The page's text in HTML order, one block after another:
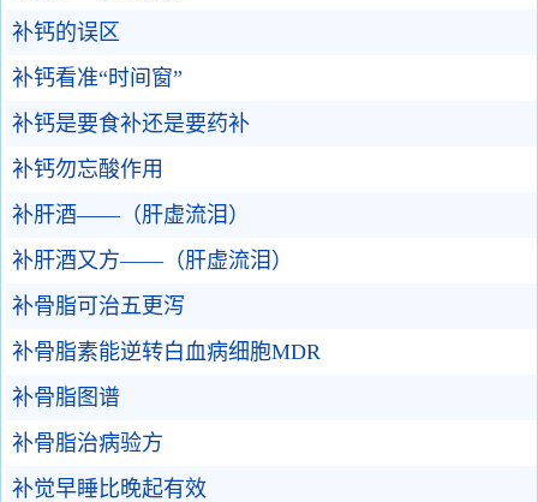
补钙的误区
补钙看准“时间窗”
补钙是要食补还是要药补
补钙勿忘酸作用
补肝酒——（肝虚流泪）
补肝酒又方——（肝虚流泪）
补骨脂可治五更泻
补骨脂素能逆转白血病细胞MDR
补骨脂图谱
补骨脂治病验方
补觉早睡比晚起有效